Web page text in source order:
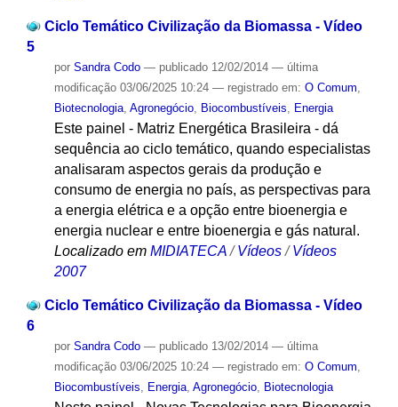
Ciclo Temático Civilização da Biomassa - Vídeo
5
por Sandra Codo — publicado12/02/2014 — última
modificação03/06/2025 10:24 — registrado em: O Comum
Biotecnologia, Agronegócio, Biocombustíveis Energia
Este painel - Matriz Energética Brasileira - dá
sequência ao ciclo temático, quando especialistas
analisaram aspectos gerais da produção e
consumo de energia no país, as perspectivas para
a energia elétrica e a opção entre bioenergia e
energia nuclear e entre bioenergia e gás natural.
Localizado em MIDIATECA /Vídeos /Vídeos
2007
Ciclo Temático Civilização da Biomassa - Vídeo
6
por Sandra Codo — publicado13/02/2014 — última
modificação03/06/2025 10:24 — registrado em: O Comum,
Biocombustíveis, Energia, Agronegócio, Biotecnologia